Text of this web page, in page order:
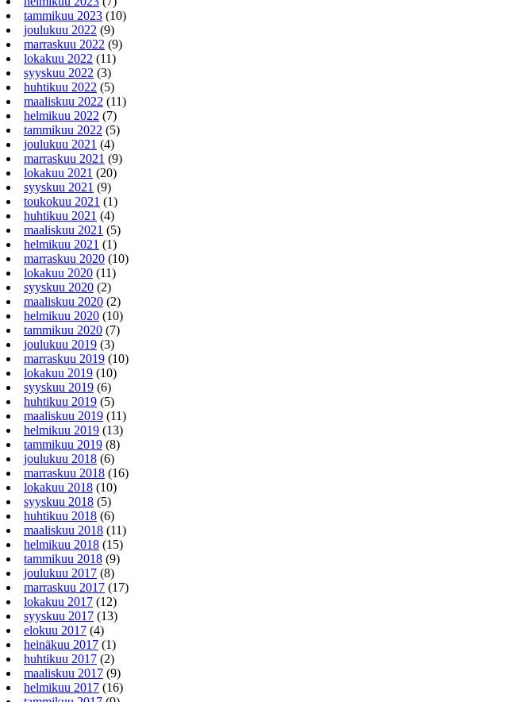
tammikuu 2023 (10)
joulukuu 2022 (9)
marraskuu 2022 (9)
lokakuu 2022 (11)
syyskuu 2022 (3)
huhtikuu 2022 (5)
maaliskuu 2022 (11)
helmikuu 2022 (7)
tammikuu 2022 (5)
joulukuu 2021 (4)
marraskuu 2021 (9)
lokakuu 2021 (20)
syyskuu 2021 (9)
toukokuu 2021 (1)
huhtikuu 2021 (4)
maaliskuu 2021 (5)
helmikuu 2021 (1)
marraskuu 2020 (10)
lokakuu 2020 (11)
syyskuu 2020 (2)
maaliskuu 2020 (2)
helmikuu 2020 (10)
tammikuu 2020 (7)
joulukuu 2019 (3)
marraskuu 2019 (10)
lokakuu 2019 (10)
syyskuu 2019 (6)
huhtikuu 2019 (5)
maaliskuu 2019 (11)
helmikuu 2019 (13)
tammikuu 2019 (8)
joulukuu 2018 (6)
marraskuu 2018 (16)
lokakuu 2018 (10)
syyskuu 2018 (5)
huhtikuu 2018 (6)
maaliskuu 2018 (11)
helmikuu 2018 (15)
tammikuu 2018 (9)
joulukuu 2017 (8)
marraskuu 2017 (17)
lokakuu 2017 (12)
syyskuu 2017 (13)
elokuu 2017 (4)
heinäkuu 2017 (1)
huhtikuu 2017 (2)
maaliskuu 2017 (9)
helmikuu 2017 (16)